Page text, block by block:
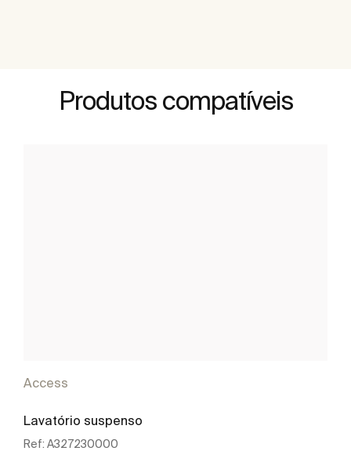
Produtos compatíveis
Access
Lavatório suspenso
Ref: A327230000